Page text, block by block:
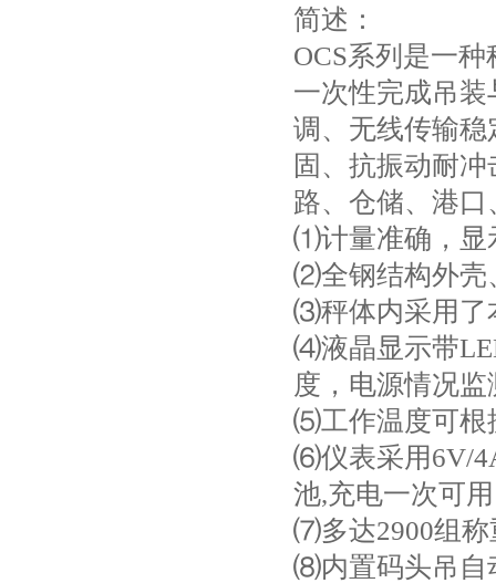
简述：
OCS系列是一
一次性完成吊
调、无线传输
固、抗振动耐
路、仓储、港
⑴计量准确，显
⑵全钢结构外壳
⑶秤体内采用了
⑷液晶显示带
度，电源情况监
⑸工作温度可根
⑹仪表采用6V/
池,充电一次可
⑺多达2900组称
⑻内置码头吊自